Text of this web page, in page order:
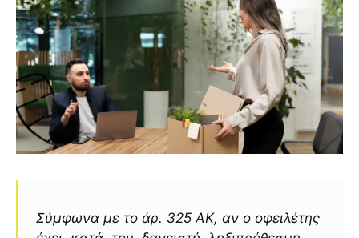
Σύμφωνα με το άρ. 325 ΑΚ, αν ο οφειλέτης